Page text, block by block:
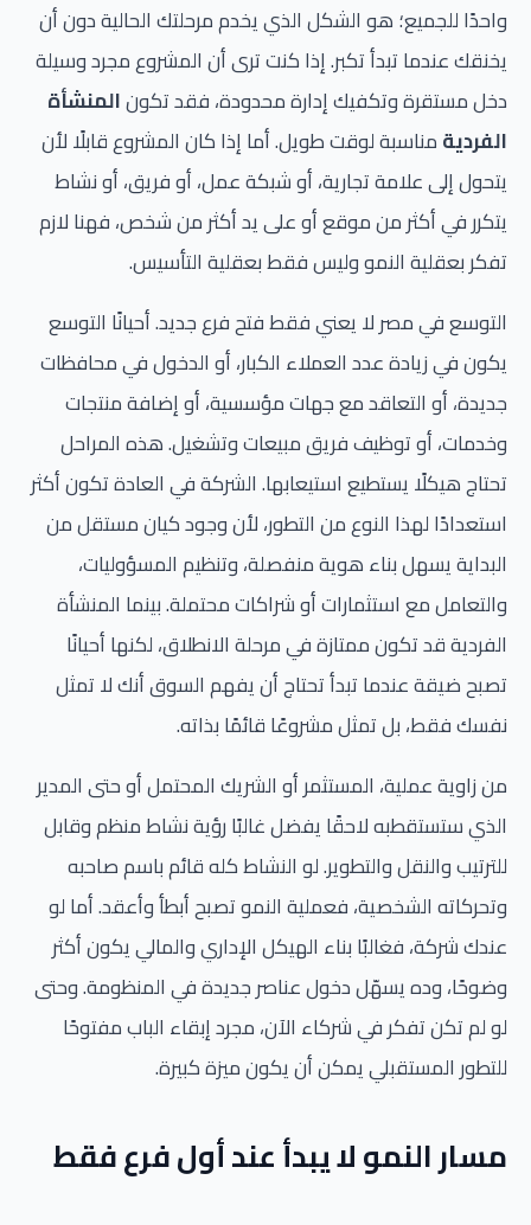
واحدًا للجميع؛ هو الشكل الذي يخدم مرحلتك الحالية دون أن
يخنقك عندما تبدأ تكبر. إذا كنت ترى أن المشروع مجرد وسيلة
دخل مستقرة وتكفيك إدارة محدودة، فقد تكونالمنشأة
الفرديةمناسبة لوقت طويل. أما إذا كان المشروع قابلًا لأن
يتحول إلى علامة تجارية، أو شبكة عمل، أو فريق، أو نشاط
يتكرر في أكثر من موقع أو على يد أكثر من شخص، فهنا لازم
تفكر بعقلية النمو وليس فقط بعقلية التأسيس.
التوسع في مصر لا يعني فقط فتح فرع جديد. أحيانًا التوسع
يكون في زيادة عدد العملاء الكبار، أو الدخول في محافظات
جديدة، أو التعاقد مع جهات مؤسسية، أو إضافة منتجات
وخدمات، أو توظيف فريق مبيعات وتشغيل. هذه المراحل
تحتاج هيكلًا يستطيع استيعابها. الشركة في العادة تكون أكثر
استعدادًا لهذا النوع من التطور، لأن وجود كيان مستقل من
البداية يسهل بناء هوية منفصلة، وتنظيم المسؤوليات،
والتعامل مع استثمارات أو شراكات محتملة. بينما المنشأة
الفردية قد تكون ممتازة في مرحلة الانطلاق، لكنها أحيانًا
تصبح ضيقة عندما تبدأ تحتاج أن يفهم السوق أنك لا تمثل
نفسك فقط، بل تمثل مشروعًا قائمًا بذاته.
من زاوية عملية، المستثمر أو الشريك المحتمل أو حتى المدير
الذي ستستقطبه لاحقًا يفضل غالبًا رؤية نشاط منظم وقابل
للترتيب والنقل والتطوير. لو النشاط كله قائم باسم صاحبه
وتحركاته الشخصية، فعملية النمو تصبح أبطأ وأعقد. أما لو
عندك شركة، فغالبًا بناء الهيكل الإداري والمالي يكون أكثر
وضوحًا، وده يسهّل دخول عناصر جديدة في المنظومة. وحتى
لو لم تكن تفكر في شركاء الآن، مجرد إبقاء الباب مفتوحًا
للتطور المستقبلي يمكن أن يكون ميزة كبيرة.
مسار النمو لا يبدأ عند أول فرع فقط